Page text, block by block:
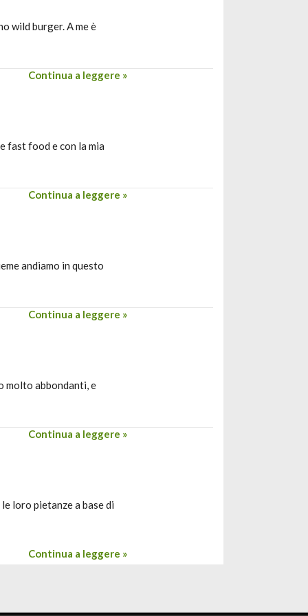
wild burger. A me è
Continua a leggere »
fast food e con la mia
Continua a leggere »
andiamo in questo
Continua a leggere »
molto abbondanti, e
Continua a leggere »
loro pietanze a base di
Continua a leggere »